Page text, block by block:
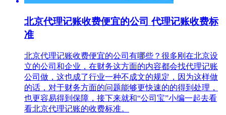
北京代理记账收费便宜的公司 代理记账收费标
准
北京代理记账收费便宜的公司有哪些？很多刚在北京设
立的公司和企业，在财务这方面的内容都会找代理记账
公司做，这也成了行业一种不成文的规定，因为这样做
的话，对于财务方面的问题能够更快速的的得到处理，
也更容易得到保障，接下来就和“公司宝”小编一起去看
看北京代理记账的收费标准。